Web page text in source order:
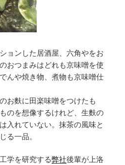
ョンした居酒屋、六角やをお
おつまみはどれも京味噌を使
んや焼き物、煮物も京味噌仕
お麩に田楽味噌をつけたも
のを想像するけれど、生麩の
入れていない。抹茶の風味と
る一品。
学を研究する弊社後輩が上洛